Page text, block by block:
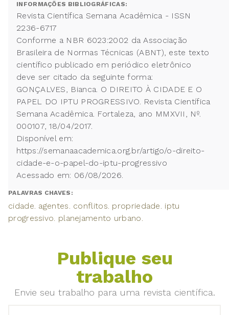
INFORMAÇÕES BIBLIOGRÁFICAS:
Revista Científica Semana Acadêmica - ISSN
2236-6717
Conforme a NBR 6023:2002 da Associação
Brasileira de Normas Técnicas (ABNT), este texto
científico publicado em periódico eletrônico
deve ser citado da seguinte forma:
GONÇALVES, Bianca. O DIREITO À CIDADE E O
PAPEL DO IPTU PROGRESSIVO. Revista Científica
Semana Acadêmica. Fortaleza, ano MMXVII, Nº.
000107, 18/04/2017.
Disponível em:
https://semanaacademica.org.br/artigo/o-direito-
cidade-e-o-papel-do-iptu-progressivo
Acessado em: 06/08/2026.
PALAVRAS CHAVES:
cidade. agentes. conflitos. propriedade. iptu
progressivo. planejamento urbano.
Publique seu
trabalho
Envie seu trabalho para uma revista científica.